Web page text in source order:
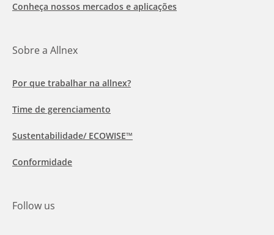
Conheça nossos mercados e aplicações
Sobre a Allnex
Por que trabalhar na allnex?
Time de gerenciamento
Sustentabilidade/ ECOWISE™
Conformidade
Follow us